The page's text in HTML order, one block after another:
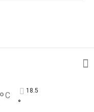
°C 18.5
°